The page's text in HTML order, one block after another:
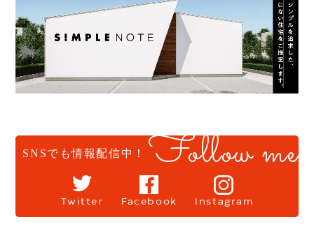
SNSでも情報配信中！ Follow me
Twitter Facebook Instagram